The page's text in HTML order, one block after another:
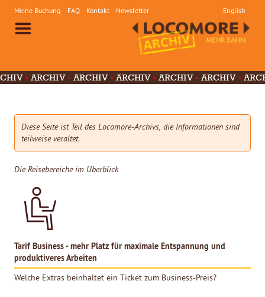
Meine Buchung FAQ Kontakt Newsletter English
ARCHIV ARCHIV ARCHIV ARCHIV ARCHIV
Diese Seite ist Teil des Locomore-Archivs, die Informationen sind
teilweise veraltet.
Die Reisebereiche im Überblick
Tarif Business - mehr Platz für maximale Entspannung und
produktiveres Arbeiten
Welche Extras beinhaltet ein Ticket zum Business-Preis?